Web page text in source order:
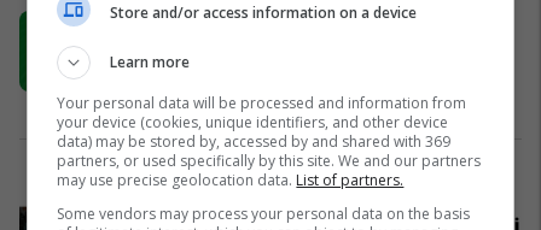
Emona Center hapet sot në Ferizaj -
Emona Center
Interesim rekord për regjistrimet e
bursë 20 për qind për tri vite studimi
Store and/or access information on a device
Learn more
Your personal data will be processed and information from
your device (cookies, unique identifiers, and other device
data) may be stored by, accessed by and shared with 369
partners, or used specifically by this site. We and our partners
may use precise geolocation data. List of partners.
Some vendors may process your personal data on the basis